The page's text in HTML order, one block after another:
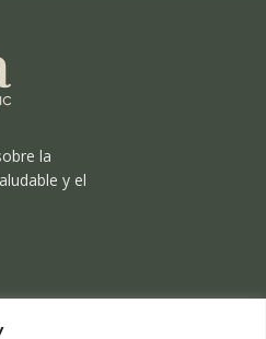
la
y el
- 1º